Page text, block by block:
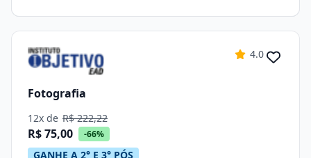
4.0
Fotografia
12x de R$ 222,22
R$ 75,00 -66%
GANHE A 2° E 3° PÓS